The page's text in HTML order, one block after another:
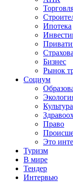
Ипотека
Бизнес
Рынок
Социум
Культура
Право
Это
Туризм
В мире
Тендер
Интервью